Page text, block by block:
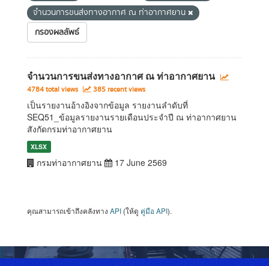
จำนวนการขนส่งทางอากาศ ณ ท่าอากาศยาน
กรองผลลัพธ์
จำนวนการขนส่งทางอากาศ ณ ท่าอากาศยาน
4784 total views 385 recent views
เป็นรายงานอ้างอิงจากข้อมูล รายงานลำดับที่
SEQ51_ข้อมูลรายงานรายเดือนประจำปี ณ ท่าอากาศยาน
สังกัดกรมท่าอากาศยาน
XLSX
กรมท่าอากาศยาน 17 June 2569
คุณสามารถเข้าถึงคลังทาง API (ให้ดู คู่มือ API).